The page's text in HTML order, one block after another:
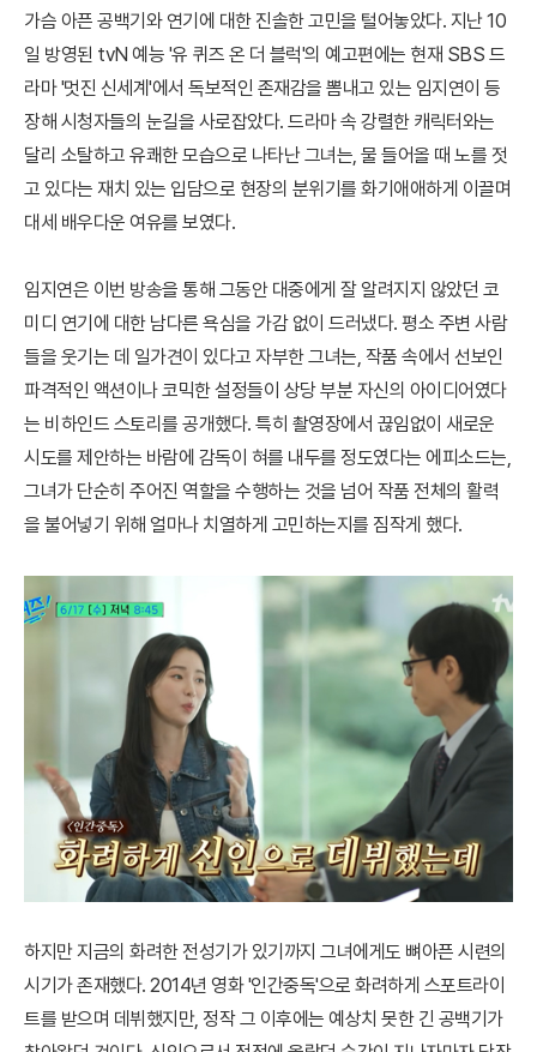
가슴 아픈 공백기와 연기에 대한 진솔한 고민을 털어놓았다. 지난 10
일 방영된 tvN 예능 '유 퀴즈 온 더 블럭'의 예고편에는 현재 SBS 드
라마 '멋진 신세계'에서 독보적인 존재감을 뽐내고 있는 임지연이 등
장해 시청자들의 눈길을 사로잡았다. 드라마 속 강렬한 캐릭터와는
달리 소탈하고 유쾌한 모습으로 나타난 그녀는, 물 들어올 때 노를 젓
고 있다는 재치 있는 입담으로 현장의 분위기를 화기애애하게 이끌며
대세 배우다운 여유를 보였다.
임지연은 이번 방송을 통해 그동안 대중에게 잘 알려지지 않았던 코
미디 연기에 대한 남다른 욕심을 가감 없이 드러냈다. 평소 주변 사람
들을 웃기는 데 일가견이 있다고 자부한 그녀는, 작품 속에서 선보인
파격적인 액션이나 코믹한 설정들이 상당 부분 자신의 아이디어였다
는 비하인드 스토리를 공개했다. 특히 촬영장에서 끊임없이 새로운
시도를 제안하는 바람에 감독이 혀를 내두를 정도였다는 에피소드는,
그녀가 단순히 주어진 역할을 수행하는 것을 넘어 작품 전체의 활력
을 불어넣기 위해 얼마나 치열하게 고민하는지를 짐작게 했다.
하지만 지금의 화려한 전성기가 있기까지 그녀에게도 뼈아픈 시련의
시기가 존재했다. 2014년 영화 '인간중독'으로 화려하게 스포트라이
트를 받으며 데뷔했지만, 정작 그 이후에는 예상치 못한 긴 공백기가